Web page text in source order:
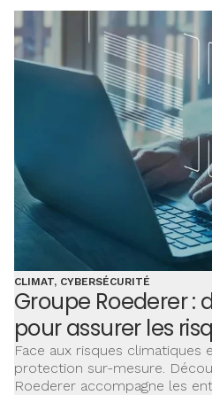
CLIMAT, CYBERSÉCURITÉ
Groupe Roederer :
pour assurer les
Face aux risques
protection sur-mesure.
Roederer accompagne les